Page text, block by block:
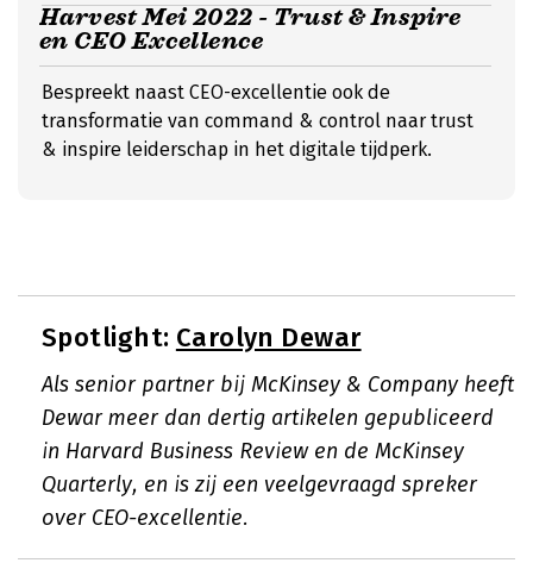
Harvest Mei 2022 - Trust & Inspire
en CEO Excellence
Bespreekt naast CEO-excellentie ook de
transformatie van command & control naar trust
& inspire leiderschap in het digitale tijdperk.
Spotlight: Carolyn Dewar
Als senior partner bij McKinsey & Company heeft
Dewar meer dan dertig artikelen gepubliceerd
in Harvard Business Review en de McKinsey
Quarterly, en is zij een veelgevraagd spreker
over CEO-excellentie.